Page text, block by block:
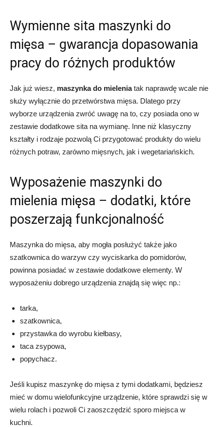
Wymienne sita maszynki do
mięsa – gwarancja dopasowania
pracy do różnych produktów
Jak już wiesz, maszynka do mieleniatak naprawdę wcale nie
służy wyłącznie do przetwórstwa mięsa. Dlatego przy
wyborze urządzenia zwróć uwagę na to, czy posiada ono w
zestawie dodatkowe sita na wymianę. Inne niż klasyczny
kształty i rodzaje pozwolą Ci przygotować produkty do wielu
różnych potraw, zarówno mięsnych, jak i wegetariańskich.
Wyposażenie maszynki do
mielenia mięsa – dodatki, które
poszerzają funkcjonalność
Maszynka do mięsa, aby mogła posłużyć także jako
szatkownica do warzyw czy wyciskarka do pomidorów,
powinna posiadać w zestawie dodatkowe elementy. W
wyposażeniu dobrego urządzenia znajdą się więc np.:
tarka,
szatkownica,
przystawka do wyrobu kiełbasy,
taca zsypowa,
popychacz.
Jeśli kupisz maszynkę do mięsa z tymi dodatkami, będziesz
mieć w domu wielofunkcyjne urządzenie, które sprawdzi się w
wielu rolach i pozwoli Ci zaoszczędzić sporo miejsca w
kuchni.